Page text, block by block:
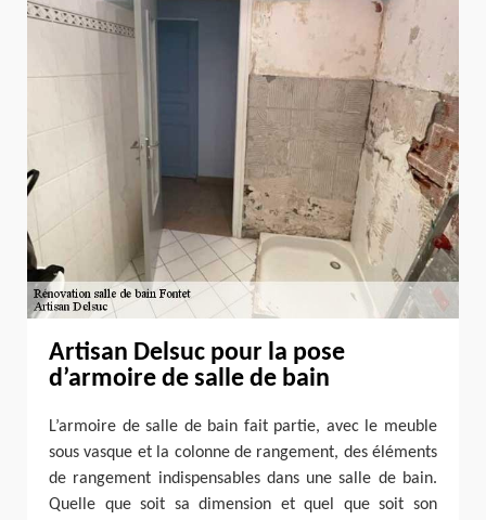
Artisan Delsuc pour la pose
d’armoire de salle de bain
L’armoire de salle de bain fait partie, avec le meuble
sous vasque et la colonne de rangement, des éléments
de rangement indispensables dans une salle de bain.
Quelle que soit sa dimension et quel que soit son